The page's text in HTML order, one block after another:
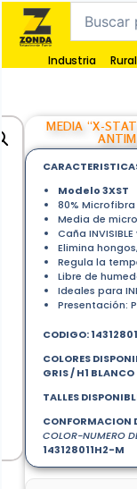
Industria Rural
MEDIA “X-
Modelo 3XST
80% Microfibra
Media de
Caña
Elimina
Regula la
Libre de
Ideales para
Presentación:
CODIGO:
COLORES
GRIS / H1 BLANCO
TALLES
CONFORMACION
COLOR-NUMERO
143128011H2-M